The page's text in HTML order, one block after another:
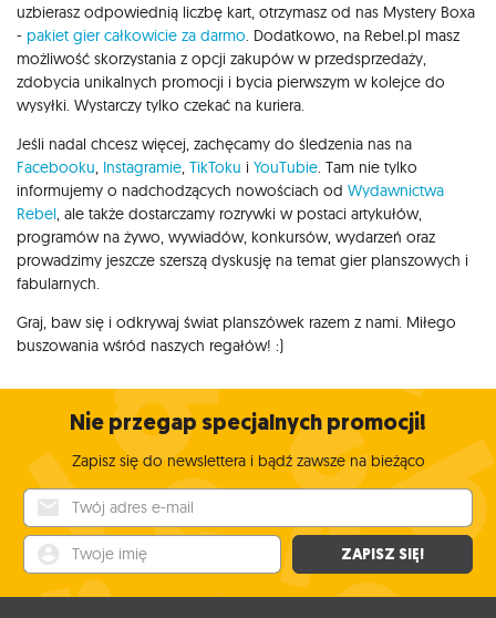
uzbierasz odpowiednią liczbę kart, otrzymasz od nas Mystery Boxa
- pakiet gier całkowicie za darmo . Dodatkowo, na Rebel.pl masz
możliwość skorzystania z opcji zakupów w przedsprzedaży,
zdobycia unikalnych promocji i bycia pierwszym w kolejce do
wysyłki. Wystarczy tylko czekać na kuriera.
Jeśli nadal chcesz więcej, zachęcamy do śledzenia nas na
Facebooku Instagramie TikToku i YouTubie . Tam nie tylko
informujemy o nadchodzących nowościach od Wydawnictwa
Rebel , ale także dostarczamy rozrywki w postaci artykułów,
programów na żywo, wywiadów, konkursów, wydarzeń oraz
prowadzimy jeszcze szerszą dyskusję na temat gier planszowych i
fabularnych.
Graj, baw się i odkrywaj świat planszówek razem z nami. Miłego
buszowania wśród naszych regałów! :)
Nie przegap specjalnych promocji!
Zapisz się do newslettera i bądź zawsze na bieżąco
ZAPISZ SIĘ!